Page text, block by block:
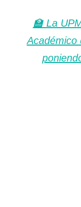
🏫 La
Académico